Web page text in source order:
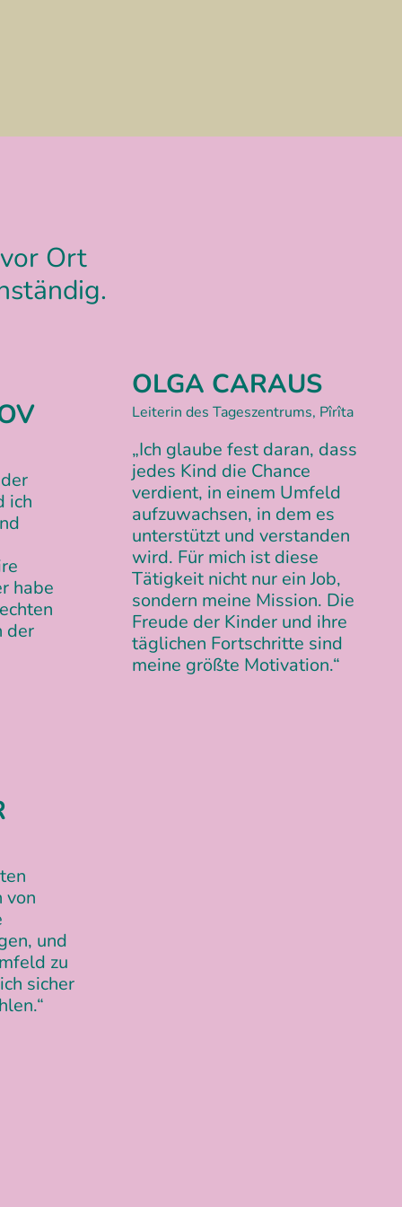
Ort
ich
habe
der
OLGA CARAUS
Leiterin des Tageszentrums, Pîrîta
„Ich glaube fest daran, dass
jedes Kind die Chance
verdient, in einem Umfeld
aufzuwachsen, in dem es
unterstützt und verstanden
wird. Für mich ist diese
Tätigkeit nicht nur ein Job,
sondern meine Mission. Die
Freude der Kinder und ihre
täglichen Fortschritte sind
meine größte Motivation.“
von
und
zu
sicher